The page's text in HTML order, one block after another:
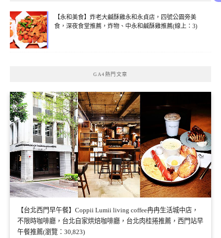
【永和美食】炸老大鹹酥雞永和永貞店，四號公園旁美
食，深夜食堂推薦，炸物、中永和鹹酥雞推薦(線上：3)
GA4熱門文章
【台北西門早午餐】Coppii Lumii living coffee冉冉生活城中店，
不限時咖啡廳，台北自家烘焙咖啡廳，台北肉桂捲推薦，西門站早
午餐推薦(瀏覽：30,823)